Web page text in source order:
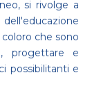
si rivolge a
che sono
progettare e
possibilitanti e